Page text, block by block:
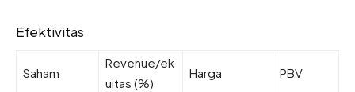
Efektivitas
Saham
Revenue/ek
uitas (%)
Harga PBV